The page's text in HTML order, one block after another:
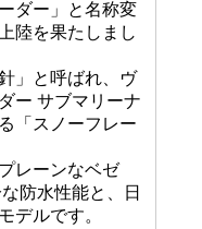
ダー」と名称変
陸を果たしまし
」と呼ばれ、ヴ
ー サブマリーナ
「スノーフレー
レーンなベゼ
防水性能と、日
デルです。